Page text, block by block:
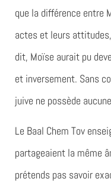
que la différence entre
actes et leurs
dit, Moïse aurait pu
et inversement. Sans
juive ne possède
Le Baal Chem Tov
partageaient la même
prétends pas savoir